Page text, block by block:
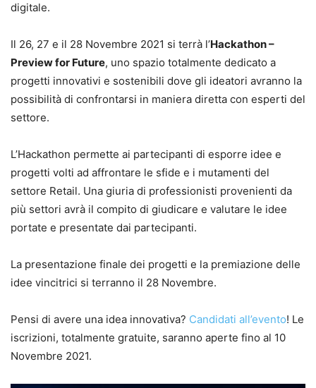
digitale.
Il 26, 27 e il 28 Novembre 2021 si terrà l’Hackathon –
Preview for Future, uno spazio totalmente dedicato a
progetti innovativi e sostenibili dove gli ideatori avranno la
possibilità di confrontarsi in maniera diretta con esperti del
settore.
L’Hackathon permette ai partecipanti di esporre idee e
progetti volti ad affrontare le sfide e i mutamenti del
settore Retail. Una giuria di professionisti provenienti da
più settori avrà il compito di giudicare e valutare le idee
portate e presentate dai partecipanti.
La presentazione finale dei progetti e la premiazione delle
idee vincitrici si terranno il 28 Novembre.
Pensi di avere una idea innovativa? Candidati all’evento! Le
iscrizioni, totalmente gratuite, saranno aperte fino al 10
Novembre 2021.